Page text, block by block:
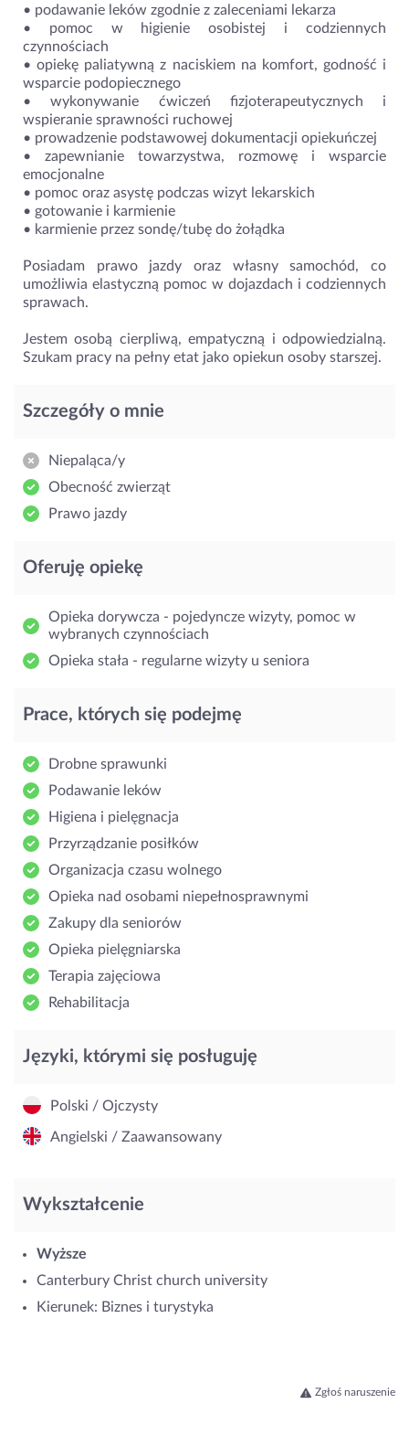
• podawanie leków zgodnie z zaleceniami lekarza
• pomoc w higienie osobistej i codziennych
czynnościach
• opiekę paliatywną z naciskiem na komfort, godność i
wsparcie podopiecznego
• wykonywanie ćwiczeń fizjoterapeutycznych i
wspieranie sprawności ruchowej
• prowadzenie podstawowej dokumentacji opiekuńczej
• zapewnianie towarzystwa, rozmowę i wsparcie
emocjonalne
• pomoc oraz asystę podczas wizyt lekarskich
• gotowanie i karmienie
• karmienie przez sondę/tubę do żołądka
Posiadam prawo jazdy oraz własny samochód, co
umożliwia elastyczną pomoc w dojazdach i codziennych
sprawach.
Jestem osobą cierpliwą, empatyczną i odpowiedzialną.
Szukam pracy na pełny etat jako opiekun osoby starszej.
Szczegóły o mnie
Niepaląca/y
Obecność zwierząt
Prawo jazdy
Oferuję opiekę
Opieka dorywcza - pojedyncze wizyty, pomoc w
wybranych czynnościach
Opieka stała - regularne wizyty u seniora
Prace, których się podejmę
Drobne sprawunki
Podawanie leków
Higiena i pielęgnacja
Przyrządzanie posiłków
Organizacja czasu wolnego
Opieka nad osobami niepełnosprawnymi
Zakupy dla seniorów
Opieka pielęgniarska
Terapia zajęciowa
Rehabilitacja
Języki, którymi się posługuję
Polski / Ojczysty
Angielski / Zaawansowany
Wykształcenie
Wyższe
Canterbury Christ church university
Kierunek: Biznes i turystyka
Zgłoś naruszenie